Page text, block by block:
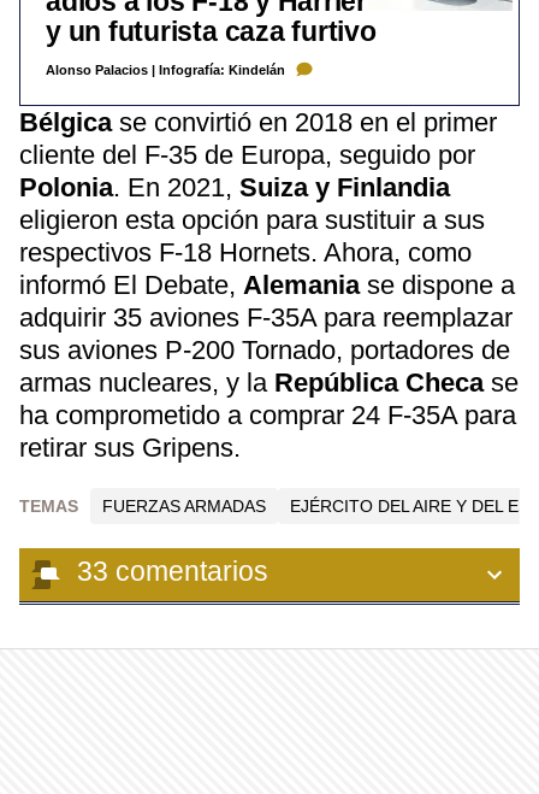
y un futurista caza furtivo
Alonso Palacios | Infografía: Kindelán
Bélgicase convirtió en 2018 en el primer
cliente del F-35 de Europa, seguido por
Polonia. En 2021, Suiza y Finlandia
eligieron esta opción para sustituir a sus
respectivos F-18 Hornets. Ahora, como
informó El Debate, Alemaniase dispone a
adquirir 35 aviones F-35A para reemplazar
sus aviones P-200 Tornado, portadores de
armas nucleares, y la República Checase
ha comprometido a comprar 24 F-35A para
retirar sus Gripens.
TEMAS FUERZAS ARMADAS EJÉRCITO DEL AIRE Y DEL
33 comentarios